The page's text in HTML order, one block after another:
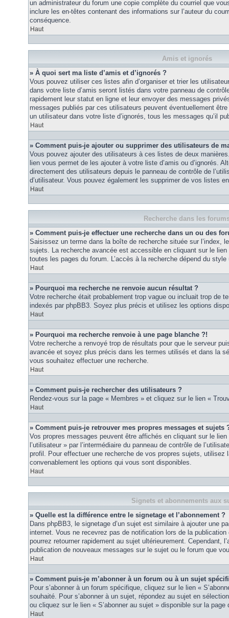
un administrateur du forum une copie complète du courriel que
inclure les en-têtes contenant des informations sur l’auteur du
conséquence.
Haut
Amis et ignorés
» À quoi sert ma liste d’amis et d’ignorés ?
Vous pouvez utiliser ces listes afin d’organiser et trier les
dans votre liste d’amis seront listés dans votre panneau de
rapidement leur statut en ligne et leur envoyer des messages
messages publiés par ces utilisateurs peuvent éventuellement
un utilisateur dans votre liste d’ignorés, tous les messages qu’il
Haut
» Comment puis-je ajouter ou supprimer des utilisateurs de
Vous pouvez ajouter des utilisateurs à ces listes de deux
lien vous permet de les ajouter à votre liste d’amis ou d’ignorés.
directement des utilisateurs depuis le panneau de contrôle de
d’utilisateur. Vous pouvez également les supprimer de vos listes
Haut
Recherche dans les
» Comment puis-je effectuer une recherche dans un ou des
Saisissez un terme dans la boîte de recherche située sur l’index,
sujets. La recherche avancée est accessible en cliquant sur le
toutes les pages du forum. L’accès à la recherche dépend du style
Haut
» Pourquoi ma recherche ne renvoie aucun résultat ?
Votre recherche était probablement trop vague ou incluait trop de
indexés par phpBB3. Soyez plus précis et utilisez les options
Haut
» Pourquoi ma recherche renvoie à une page blanche ?!
Votre recherche a renvoyé trop de résultats pour que le serveur
avancée et soyez plus précis dans les termes utilisés et dans la
vous souhaitez effectuer une recherche.
Haut
» Comment puis-je rechercher des utilisateurs ?
Rendez-vous sur la page « Membres » et cliquez sur le lien «
Haut
» Comment puis-je retrouver mes propres messages et sujets
Vos propres messages peuvent être affichés en cliquant sur le
l’utilisateur » par l’intermédiaire du panneau de contrôle de
profil. Pour effectuer une recherche de vos propres sujets, utilisez
convenablement les options qui vous sont disponibles.
Haut
Signets et abonnements aux
» Quelle est la différence entre le signetage et l’abonnement ?
Dans phpBB3, le signetage d’un sujet est similaire à ajouter une
internet. Vous ne recevrez pas de notification lors de la publication
pourrez retourner rapidement au sujet ultérieurement. Cependant,
publication de nouveaux messages sur le sujet ou le forum que
Haut
» Comment puis-je m’abonner à un forum ou à un sujet
Pour s’abonner à un forum spécifique, cliquez sur le lien «
souhaité. Pour s’abonner à un sujet, répondez au sujet en
ou cliquez sur le lien « S’abonner au sujet » disponible sur la page
Haut